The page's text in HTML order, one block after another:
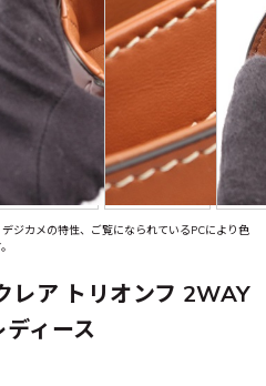
ジカメの特性、ご覧になられているPCにより色
レア トリオンフ 2WAY
ィース